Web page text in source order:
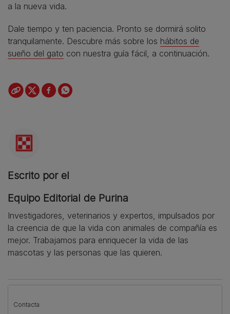
a la nueva vida.
Dale tiempo y ten paciencia. Pronto se dormirá solito
tranquilamente. Descubre más sobre los hábitos de
sueño del gato con nuestra guía fácil, a continuación.
Escrito por el
Equipo Editorial de Purina
Investigadores, veterinarios y expertos, impulsados por
la creencia de que la vida con animales de compañía es
mejor. Trabajamos para enriquecer la vida de las
mascotas y las personas que las quieren.
Contacta